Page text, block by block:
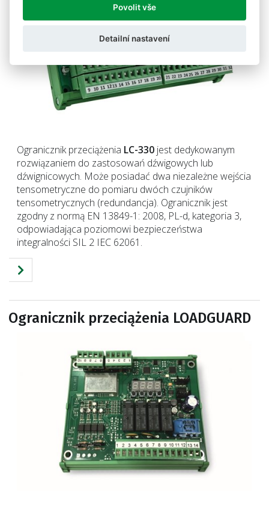
Ogranicznik przeciążenia LC-330 jest dedykowanym
rozwiązaniem do zastosowań dźwigowych lub
dźwignicowych. Może posiadać dwa niezależne wejścia
tensometryczne do pomiaru dwóch czujników
tensometrycznych (redundancja). Ogranicznik jest
zgodny z normą EN 13849-1: 2008, PL-d, kategoria 3,
odpowiadająca poziomowi bezpieczeństwa
integralności SIL 2 IEC 62061.
Ogranicznik przeciążenia LOADGUARD
Povolit vše
Detailní nastavení